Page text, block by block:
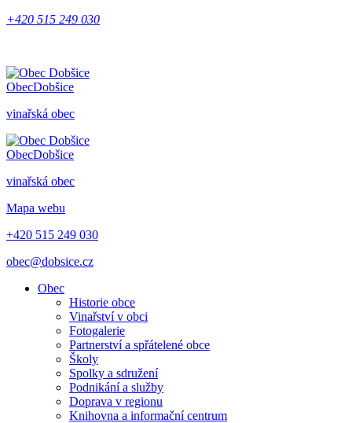
+420 515 249 030
ObecDobšice
vinařská obec
ObecDobšice
vinařská obec
Mapa webu
+420 515 249 030
obec@dobsice.cz
Obec
Historie obce
Vinařství v obci
Fotogalerie
Partnerství a spřátelené obce
Školy
Spolky a sdružení
Podnikání a služby
Doprava v regionu
Knihovna a informační centrum